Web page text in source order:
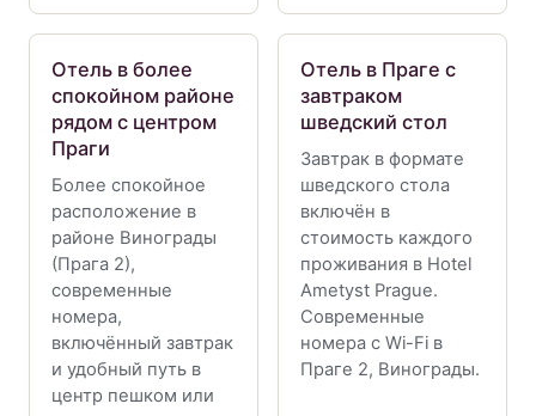
Отель в более
спокойном районе
рядом с центром
Праги
Более спокойное
расположение в
районе Винограды
(Прага 2),
современные
номера,
включённый завтрак
и удобный путь в
центр пешком или
Отель в Праге с
завтраком
шведский стол
Завтрак в формате
шведского стола
включён в
стоимость каждого
проживания в Hotel
Ametyst Prague.
Современные
номера с Wi-Fi в
Праге 2, Винограды.